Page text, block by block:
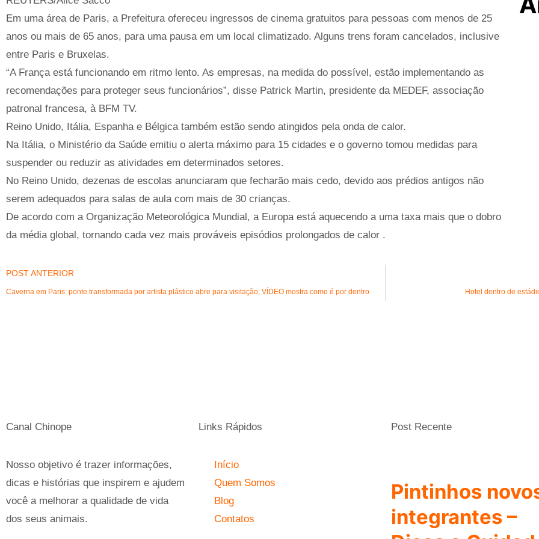
Em uma área de Paris, a Prefeitura ofereceu ingressos de cinema gratuitos para pessoas com menos de 25
anos ou mais de 65 anos, para uma pausa em um local climatizado. Alguns trens foram cancelados, inclusive
entre Paris e Bruxelas.
“A França está funcionando em ritmo lento. As empresas, na medida do possível, estão implementando as
recomendações para proteger seus funcionários”, disse Patrick Martin, presidente da MEDEF, associação
patronal francesa, à BFM TV.
Reino Unido, Itália, Espanha e Bélgica também estão sendo atingidos pela onda de calor.
Na Itália, o Ministério da Saúde emitiu o alerta máximo para 15 cidades e o governo tomou medidas para
suspender ou reduzir as atividades em determinados setores.
No Reino Unido, dezenas de escolas anunciaram que fecharão mais cedo, devido aos prédios antigos não
serem adequados para salas de aula com mais de 30 crianças.
De acordo com a Organização Meteorológica Mundial, a Europa está aquecendo a uma taxa mais que o dobro
da média global, tornando cada vez mais prováveis ​​episódios prolongados de calor .
POST ANTERIOR
Caverna em Paris: ponte transformada por artista plástico abre para visitação; VÍDEO mostra como é por dentro Hotel dentro de
Canal Chinope
Nosso objetivo é trazer informações,
dicas e histórias que inspirem e ajudem
você a melhorar a qualidade de vida
dos seus animais.
Links Rápidos
Início
Quem Somos
Blog
Contatos
Post Recente
Pintinhos
integrantes –